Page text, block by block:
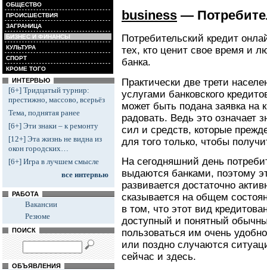
ОБЩЕСТВО
ПРОИСШЕСТВИЯ
ЗАГРАНИЦА
БИЗНЕС И ФИНАНСЫ
КУЛЬТУРА
СПОРТ
КРОМЕ ТОГО
ИНТЕРВЬЮ
[6+] Тридцатый турнир:
престижно, массово, всерьёз
Тема, поднятая ранее
[6+] Эти знаки – к ремонту
[12+] Эта жизнь не видна из
окон городских…
[6+] Игра в лучшем смысле
все интервью
РАБОТА
Вакансии
Резюме
ПОИСК
ОБЪЯВЛЕНИЯ
business —
Потребительский кредит
тех, кто ценит свое время и
банка.
Практически две трети
услугами банковского
может быть подана заявка на
радовать. Ведь это означает
сил и средств, которые
для того только, чтобы
На сегодняшний день
выдаются банками, поэтому
развивается достаточно
сказывается на общем
в том, что этот вид
доступный и понятный
пользоваться им очень
или поздно случаются
сейчас и здесь.